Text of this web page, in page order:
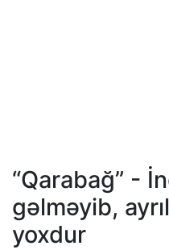
“Qarabağ” -
gəlməyib,
yoxdur